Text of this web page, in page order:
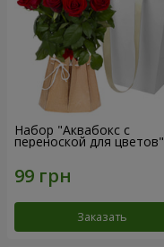
Набор "Аквабокс с
переноской для цветов"
Заказать